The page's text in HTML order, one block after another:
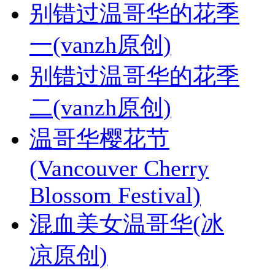
别错过温哥华的花季
一(vanzh原创)
别错过温哥华的花季
二(vanzh原创)
温哥华樱花节
(Vancouver Cherry
Blossom Festival)
混血美女温哥华(冰
凉原创)